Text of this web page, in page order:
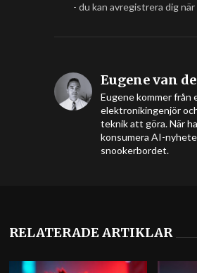
- du kan avregistrera dig
Eugene van
Eugene kommer från
elektronikingenjör
teknik att göra. När
konsumera AI-
snookerbordet.
RELATERADE ARTIKLAR